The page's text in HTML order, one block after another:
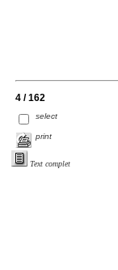
4 / 162
select
print
Text complet